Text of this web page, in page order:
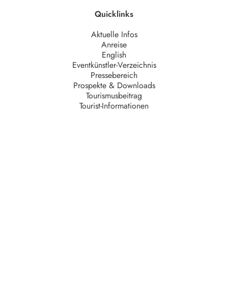
Quicklinks
Aktuelle Infos
Anreise
English
Eventkünstler-Verzeichnis
Pressebereich
Prospekte & Downloads
Tourismusbeitrag
Tourist-Informationen